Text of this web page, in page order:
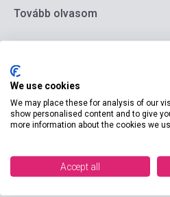
Tovább olvasom
We use cookies
We may place these for analysis of our
show personalised content and to give
more information about the cookies we
Accept all